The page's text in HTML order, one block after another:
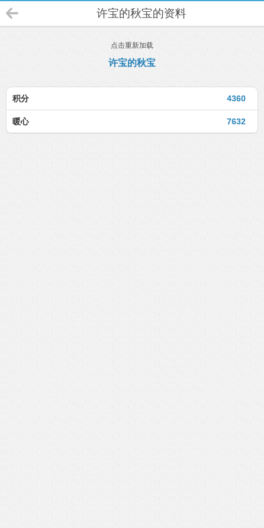
许宝的秋宝的资料
点击重新加载
许宝的秋宝
4360
积分
7632
暖心